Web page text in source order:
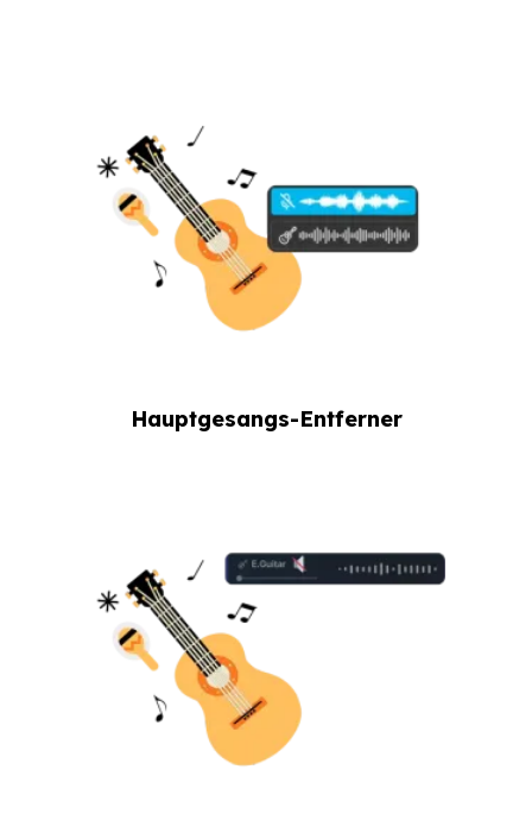
Hauptgesangs-Entferner